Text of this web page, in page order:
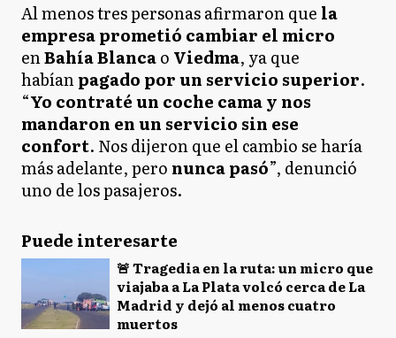
Al menos tres personas afirmaron que la
empresa prometió cambiar el micro
enBahía Blancao Viedma, ya que
habíanpagado por un servicio superior.
“Yo contraté un coche cama y nos
mandaron en un servicio sin ese
confort. Nos dijeron que el cambio se haría
más adelante, pero nunca pasó”, denunció
uno de los pasajeros.
Puede interesarte
🚨 Tragedia en la ruta: un micro que
viajaba a La Plata volcó cerca de La
Madrid y dejó al menos cuatro
muertos